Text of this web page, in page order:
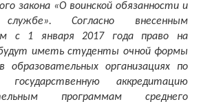
закона «О воинской обязанности и
службе». Согласно внесенным
с 1 января 2017 года право на
иметь студенты очной формы
образовательных организациях по
аккредитацию
программам среднего